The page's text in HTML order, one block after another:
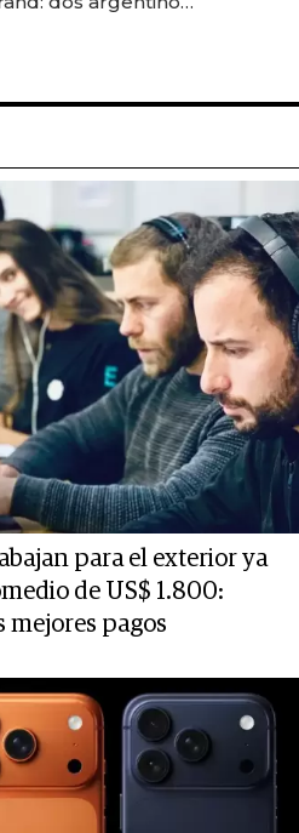
para el exterior ya
de US$ 1.800:
mejores pagos